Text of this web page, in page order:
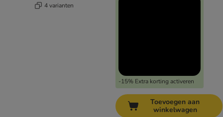
4 varianten
-15% Extra korting activeren
Toevoegen aan
winkelwagen